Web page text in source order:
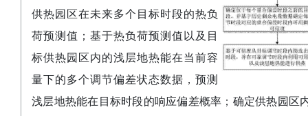
供热园区在未来多个目标时段的热负
荷预测值；基于热负荷预测值以及目
标供热园区内的浅层地热能在当前容
量下的多个调节偏差状态数据，预测
浅层地热能在目标时段的响应偏差概率；确定供热园区